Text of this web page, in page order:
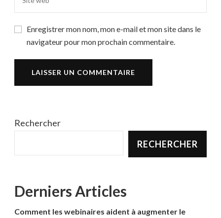
Enregistrer mon nom, mon e-mail et mon site dans le
navigateur pour mon prochain commentaire.
Rechercher
RECHERCHER
Derniers Articles
Comment les webinaires aident à augmenter le